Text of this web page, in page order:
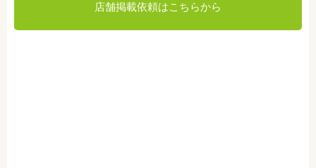
店舗掲載依頼はこちらから